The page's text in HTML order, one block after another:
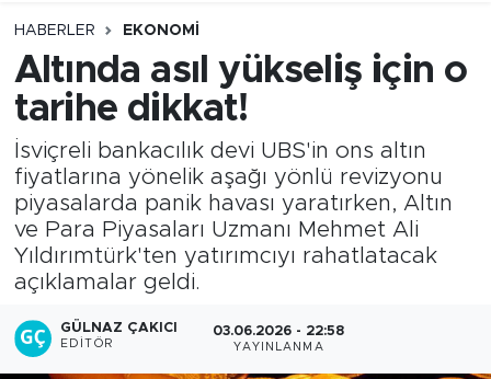
HABERLER EKONOMI
Altında asıl yükseliş için o
tarihe dikkat!
İsviçreli bankacılık devi UBS'in ons altın
fiyatlarına yönelik aşağı yönlü revizyonu
piyasalarda panik havası yaratırken, Altın
ve Para Piyasaları Uzmanı Mehmet Ali
Yıldırımtürk'ten yatırımcıyı rahatlatacak
açıklamalar geldi.
GÜLNAZ ÇAKICI
EDITÖR
03.06.2026 - 22:58
YAYINLANMA
Süper Lig Puan Durumu ve Fikstür
Tüm Manşetler
Son Dakika Haberleri
Haber Arşivi